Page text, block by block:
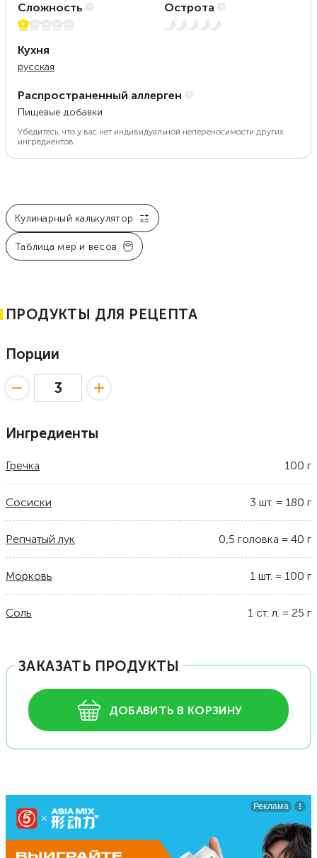
Сложность
1 из 5
Острота
Нет остроты
Кухня
русская
Распространенный аллерген
Пищевые добавки
Убедитесь, что у вас нет индивидуальной непереносимости других
ингредиентов.
Кулинарный калькулятор
Таблица мер и весов
ПРОДУКТЫ ДЛЯ РЕЦЕПТА
Порции
Ингредиенты
Гречка 100 г
Сосиски 3 шт. = 180 г
Репчатый лук 0,5 головка = 40 г
Морковь 1 шт. = 100 г
Соль 1 ст. л. = 25 г
ЗАКАЗАТЬ ПРОДУКТЫ
ДОБАВИТЬ В КОРЗИНУ